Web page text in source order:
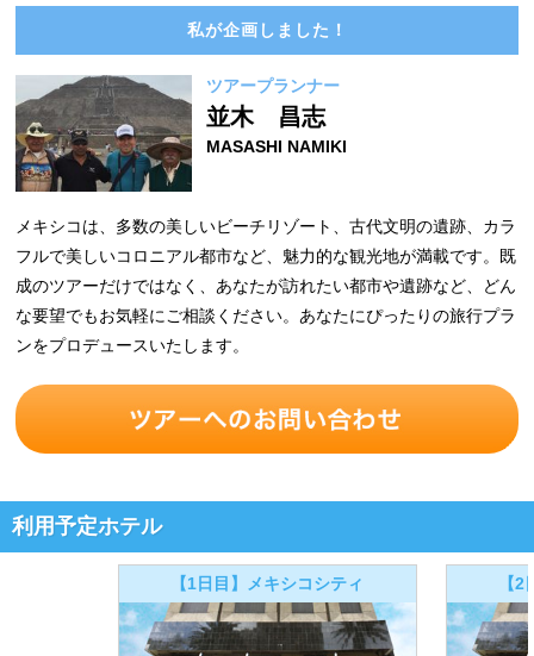
私が企画しました！
ツアープランナー
並木 昌志
MASASHI NAMIKI
メキシコは、多数の美しいビーチリゾート、古代文明の遺跡、カラ
フルで美しいコロニアル都市など、魅力的な観光地が満載です。既
成のツアーだけではなく、あなたが訪れたい都市や遺跡など、どん
な要望でもお気軽にご相談ください。あなたにぴったりの旅行プラ
ンをプロデュースいたします。
利用予定ホテル
【1日目】メキシコシティ 【